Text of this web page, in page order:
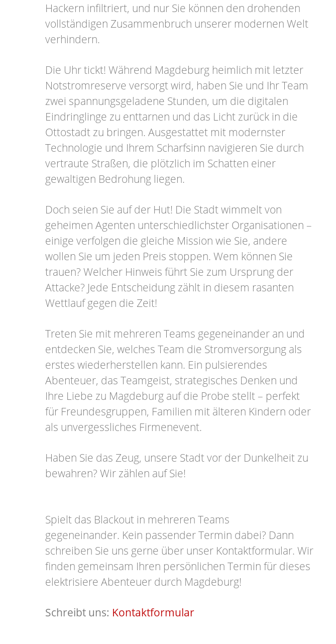
Hackern infiltriert, und nur Sie können den drohenden
vollständigen Zusammenbruch unserer modernen Welt
verhindern.
Die Uhr tickt! Während Magdeburg heimlich mit letzter
Notstromreserve versorgt wird, haben Sie und Ihr Team
zwei spannungsgeladene Stunden, um die digitalen
Eindringlinge zu enttarnen und das Licht zurück in die
Ottostadt zu bringen. Ausgestattet mit modernster
Technologie und Ihrem Scharfsinn navigieren Sie durch
vertraute Straßen, die plötzlich im Schatten einer
gewaltigen Bedrohung liegen.
Doch seien Sie auf der Hut! Die Stadt wimmelt von
geheimen Agenten unterschiedlichster Organisationen –
einige verfolgen die gleiche Mission wie Sie, andere
wollen Sie um jeden Preis stoppen. Wem können Sie
trauen? Welcher Hinweis führt Sie zum Ursprung der
Attacke? Jede Entscheidung zählt in diesem rasanten
Wettlauf gegen die Zeit!
Treten Sie mit mehreren Teams gegeneinander an und
entdecken Sie, welches Team die Stromversorgung als
erstes wiederherstellen kann. Ein pulsierendes
Abenteuer, das Teamgeist, strategisches Denken und
Ihre Liebe zu Magdeburg auf die Probe stellt – perfekt
für Freundesgruppen, Familien mit älteren Kindern oder
als unvergessliches Firmenevent.
Haben Sie das Zeug, unsere Stadt vor der Dunkelheit zu
bewahren? Wir zählen auf Sie!
Spielt das Blackout in mehreren Teams
gegeneinander. Kein passender Termin dabei? Dann
schreiben Sie uns gerne über unser Kontaktformular. Wir
finden gemeinsam Ihren persönlichen Termin für dieses
elektrisiere Abenteuer durch Magdeburg!
Schreibt uns: Kontaktformular